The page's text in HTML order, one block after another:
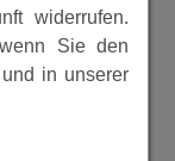
widerrufen.
Sie den
in unserer